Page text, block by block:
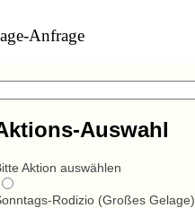
Anfrage
Auswahl
Aktion auswählen
Rodizio (Großes Gelage)